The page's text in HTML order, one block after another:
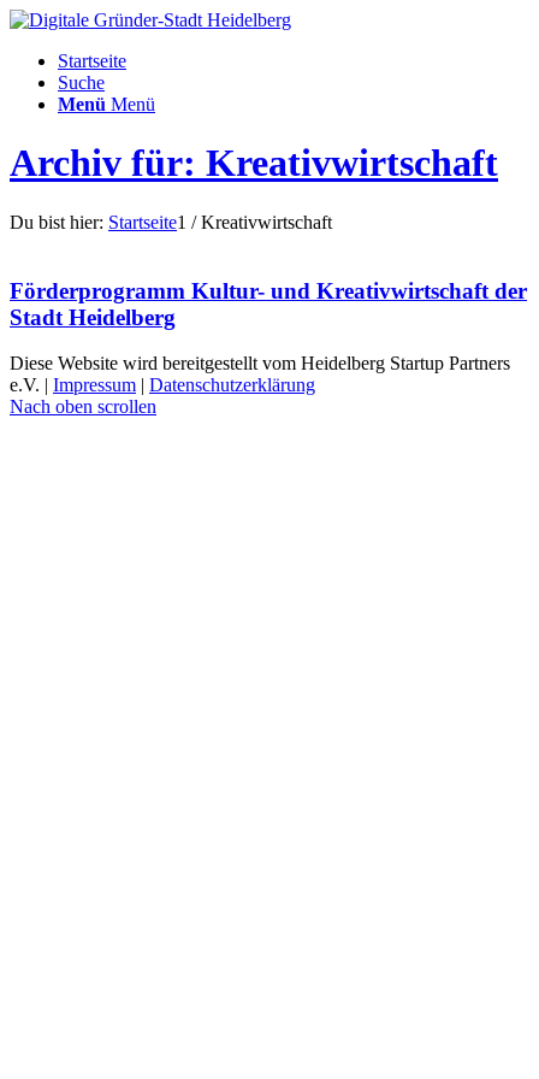
Startseite
Suche
Menü Menü
Archiv für: Kreativwirtschaft
Du bist hier: Startseite1 / Kreativwirtschaft
Förderprogramm Kultur- und Kreativwirtschaft der
Stadt Heidelberg
Diese Website wird bereitgestellt vom Heidelberg Startup Partners
e.V. | Impressum | Datenschutzerklärung
Nach oben scrollen